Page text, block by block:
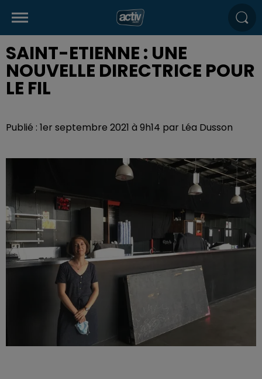
SAINT-ETIENNE : UNE
NOUVELLE DIRECTRICE POUR
LE FIL
Publié : 1er septembre 2021 à 9h14 par Léa Dusson